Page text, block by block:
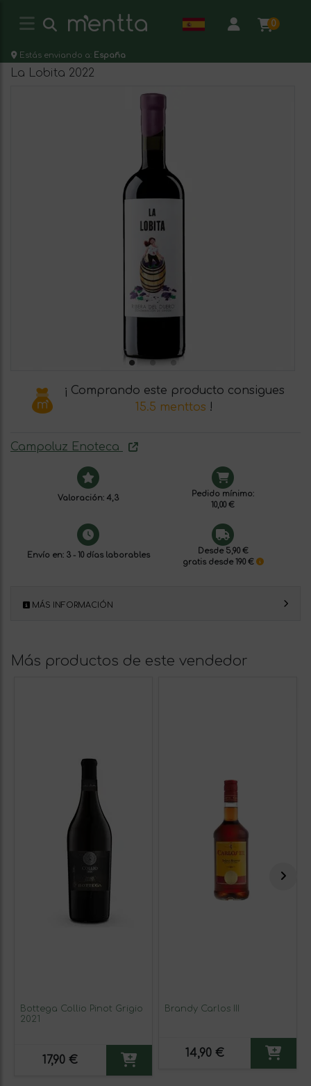
0
Estás enviando a: España
La Lobita 2022
¡ Comprando este producto consigues
15.5 menttos !
Campoluz Enoteca
Valoración: 4,3
Pedido mínimo:
10,00 €
Envío en: 3 - 10 días laborables
Desde 5,90 €
gratis desde 190 €
MÁS INFORMACIÓN
Más productos de este vendedor
Bottega Collio Pinot Grigio
2021
17,90 €
Brandy Carlos III
14,90 €